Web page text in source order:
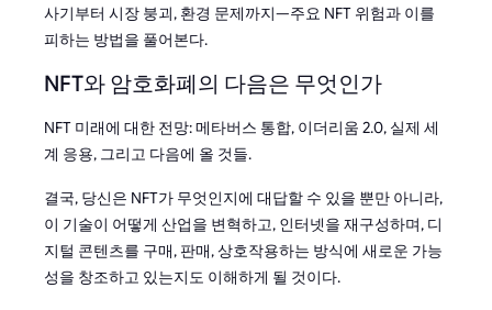
사기부터 시장 붕괴, 환경 문제까지—주요 NFT 위험과 이를
피하는 방법을 풀어본다.
NFT와 암호화폐의 다음은 무엇인가
NFT 미래에 대한 전망: 메타버스 통합, 이더리움 2.0, 실제 세
계 응용, 그리고 다음에 올 것들.
결국, 당신은 NFT가 무엇인지에 대답할 수 있을 뿐만 아니라,
이 기술이 어떻게 산업을 변혁하고, 인터넷을 재구성하며, 디
지털 콘텐츠를 구매, 판매, 상호작용하는 방식에 새로운 가능
성을 창조하고 있는지도 이해하게 될 것이다.